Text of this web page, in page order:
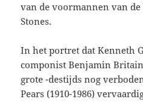
van de voormannen van
Stones.
In het portret dat Kenneth
componist Benjamin
grote -destijds nog
Pears (1910-1986)